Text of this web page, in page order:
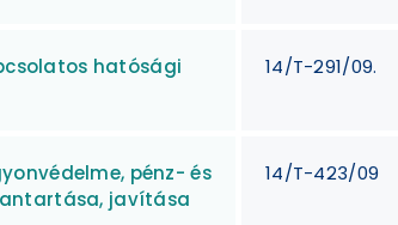
hatósági
14/T-291/09.
pénz- és
javítása
14/T-423/09